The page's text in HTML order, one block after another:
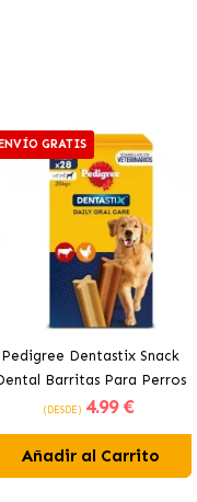
GRATIS
Pedigree Dentastix Snack
Barritas Para Perros
Grandes +25 kg
(DESDE) 4.99 €
Añadir al Carrito